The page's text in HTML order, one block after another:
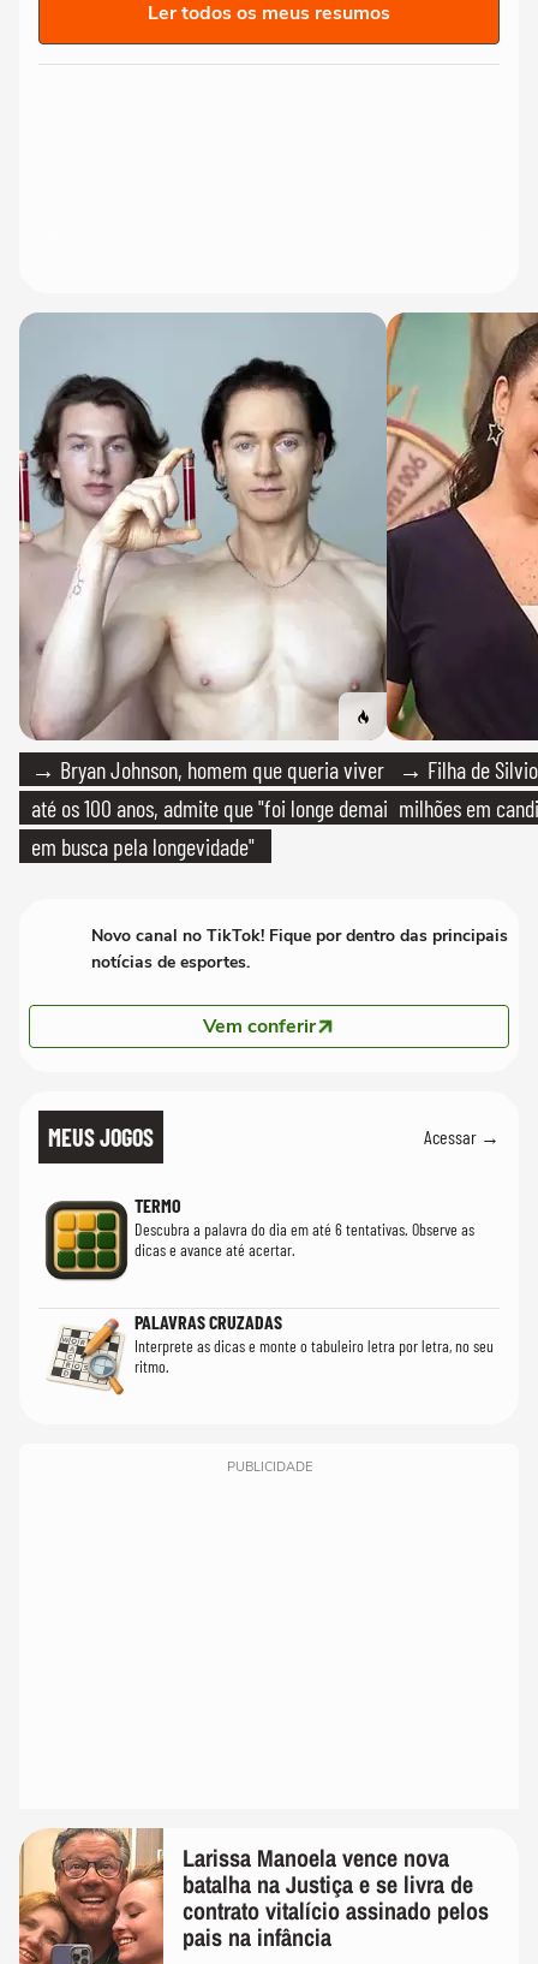
Ler todos os meus resumos
→ Bryan Johnson, homem que queria viver
até os 100 anos, admite que "foi longe demais
em busca pela longevidade"
→ Filha de Silvio
milhões em
Novo canal no TikTok! Fique por dentro das principais
notícias de esportes.
Vem conferir
MEUS JOGOS Acessar →
TERMO
Descubra a palavra do dia em até 6 tentativas. Observe as
dicas e avance até acertar.
PALAVRAS CRUZADAS
Interprete as dicas e monte o tabuleiro letra por letra, no seu
ritmo.
PUBLICIDADE
Larissa Manoela vence nova
batalha na Justiça e se livra de
contrato vitalício assinado pelos
pais na infância